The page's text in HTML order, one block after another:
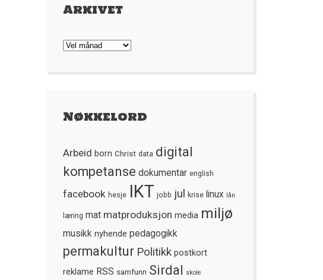
Arkivet
Arkivet
Nøkkelord
Arbeid born Christ data digital
kompetanse dokumentar english
facebook hesje IKT jobb jul krise linux lån
læring mat matproduksjon media miljø
musikk nyhende pedagogikk
permakultur Politikk postkort
reklame RSS samfunn Sirdal skole